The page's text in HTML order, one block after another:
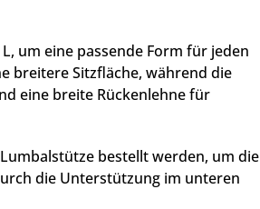
um eine passende Form für jeden
breitere Sitzfläche, während die
eine breite Rückenlehne für
bestellt werden, um die
die Unterstützung im unteren